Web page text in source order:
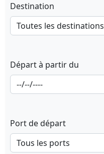
Destination
Toutes les destinations
Départ à partir du
Port de départ
Tous les ports